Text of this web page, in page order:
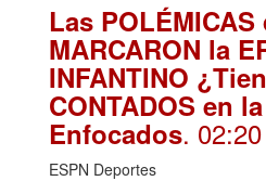
Las POLÉMICAS
MARCARON la
INFANTINO
CONTADOS en
Enfocados. 02:20
ESPN Deportes